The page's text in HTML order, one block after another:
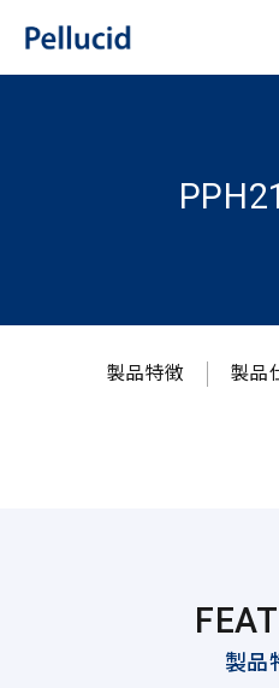
製品特徴 製品
製品